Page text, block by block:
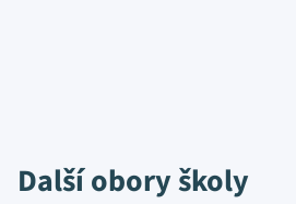
Další obory školy